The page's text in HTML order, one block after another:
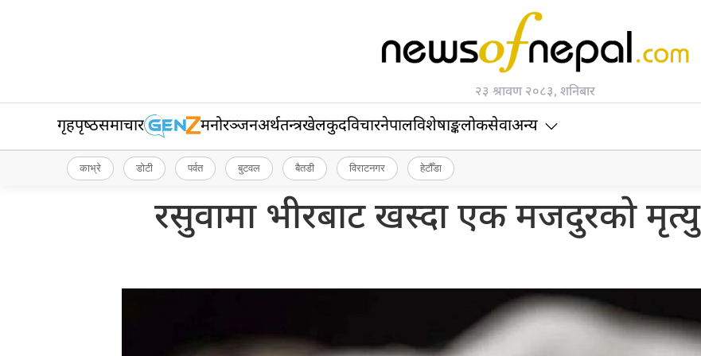
२३ श्रावण २०८३, शनिबार
गृहपृष्‍ठसमाचार मनोरञ्जनअर्थतन्त्रखेलकुदविचारनेपालविशेषाङ्कलोकसेवाअन्य
काभ्रे डोटी पर्वत बुटवल बैतडी विराटनगर हेटौँडा
रसुवामा भीरबाट खस्दा एक मजदुरको मृत्यु